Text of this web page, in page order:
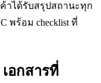
าได้รับสรุปสถานะทุก
พร้อม checklist ที่
อกสารที่